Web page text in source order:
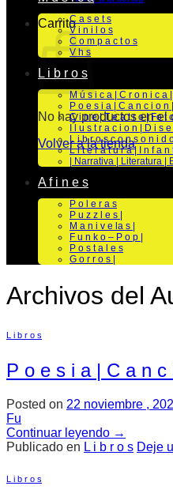
Carrito
No hay productos en el
Volver a la tienda
C a s e t s
V i n i l o s
C o m p a c t o s
V h s
L i b r o s
M ú s i c a | C r o n i c a |
P o e s i a | C a n c i o n |
C i n e | T e a t r o | Fo t
I l u s t r a c i o n | D i s
L i b r o s c o n s o n i d
L i t e r a t u r a | I n f a n
| Narrativa | Literatura |
A f i n e s
P o l e r a s
P u z z l e s |
M a n i v e la s |
F u n k o – P o p |
P o s t a l e s
G o r r o s |
Archivos del
L i b r o s
P o e s i a | C a n c
Posted on 22 noviembre ,
Fu
Continuar leyendo →
Publicado en L i b r o s Deje
L i b r o s